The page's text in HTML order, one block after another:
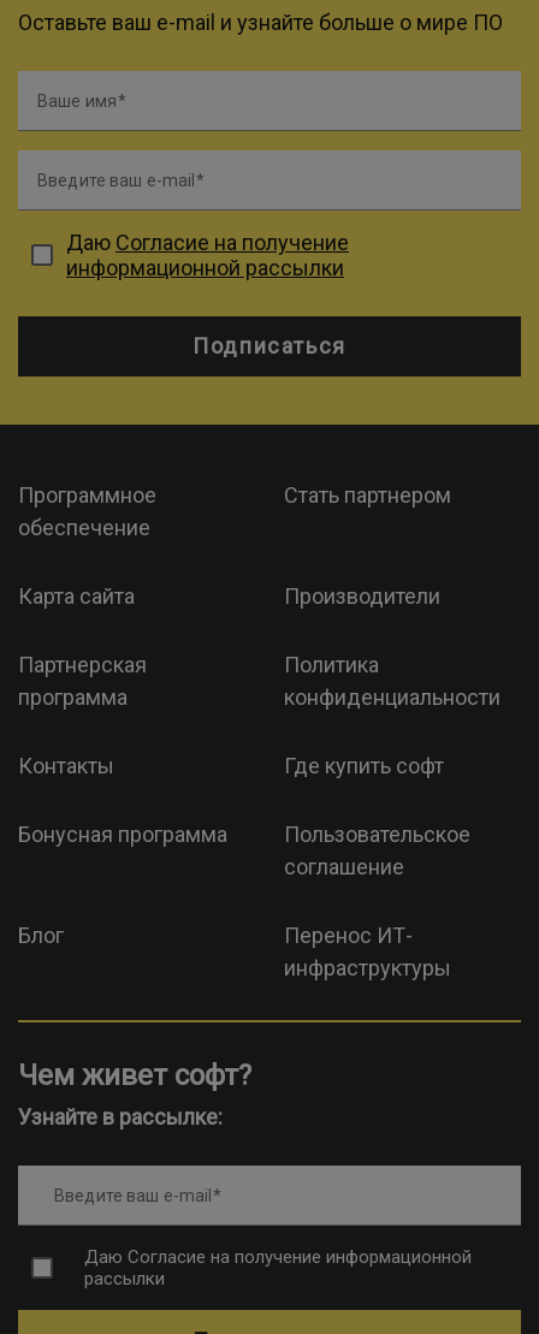
Оставьте ваш e-mail и узнайте больше о мире ПО
Ваше имя
Введите ваш e-mail
Даю Согласие на получение
информационной рассылки
Подписаться
Программное
обеспечение
Стать партнером
Карта сайта Производители
Партнерская
программа
Политика
конфиденциальности
Контакты Где купить софт
Бонусная программа
Пользовательское
соглашение
Блог
Перенос ИТ-
инфраструктуры
Чем живет софт?
Узнайте в рассылке:
Введите ваш e-mail
Даю Согласие на получение информационной
рассылки